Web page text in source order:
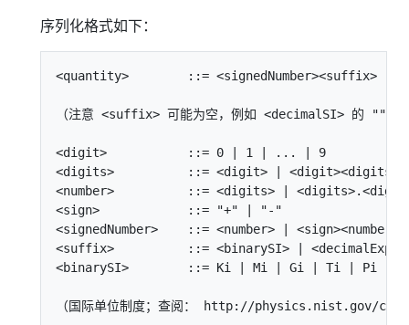
序列化格式如下：
<quantity>        ::= <signedNumber><suffix>
（注意 <suffix> 可能为空，例如 <decimalSI> 的 "" 情
<digit>           ::= 0 | 1 | ... | 9
<digits>          ::= <digit> | <digit><digits>
<number>          ::= <digits> |
<sign>            ::= "+" | "-"
<signedNumber>    ::= <number> | <sign><number>
<suffix>          ::= <binarySI> |
<binarySI>        ::= Ki | Mi | Gi | Ti | Pi |
（国际单位制度；查阅： http://physics.nist.gov/